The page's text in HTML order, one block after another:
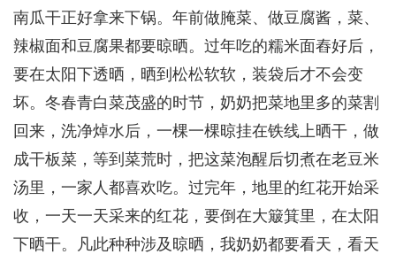
南瓜干正好拿来下锅。年前做腌菜、做豆腐酱，菜、
辣椒面和豆腐果都要晾晒。过年吃的糯米面舂好后，
要在太阳下透晒，晒到松松软软，装袋后才不会变
坏。冬春青白菜茂盛的时节，奶奶把菜地里多的菜割
回来，洗净焯水后，一棵一棵晾挂在铁线上晒干，做
成干板菜，等到菜荒时，把这菜泡醒后切煮在老豆米
汤里，一家人都喜欢吃。过完年，地里的红花开始采
收，一天一天采来的红花，要倒在大簸箕里，在太阳
下晒干。凡此种种涉及晾晒，我奶奶都要看天，看天